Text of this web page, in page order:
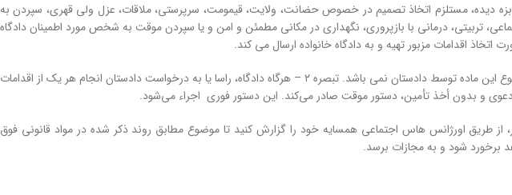
مستلزم اتخاذ تصمیم در خصوص حضانت، ولایت، قیمومت، سرپرستی، ملاقات، عزل ولی قهری، سپردن به
تربیتی، درمانی با بازپروری، نگهداری در مکانی مطمئن و امن و یا سپردن موقت به شخص مورد اطمینان دادگاه
اقدامات مزبور تهیه و به دادگاه خانواده ارسال می کند.
تبصره ۱- مختومه شدن پرونده در دادسرا، مانع از اعمال وظیفه موضوع این ماده توسط دادستان نمی باشد. تبصره ۲ – هرگاه دادگاه، راسا یا به درخواست دادستان انجام هر یک از اقدامات
و بدون أخذ تأمین، دستور موقت صادر می‌کند. این دستور فوری اجراء می‌شود.
از طریق اورژانس هاس اجتماعی همسایه خود را گزارش کنید تا موضوع مطابق روند ذکر شده در مواد قانونی فوق
برخورد شود و به مجازات برسد.